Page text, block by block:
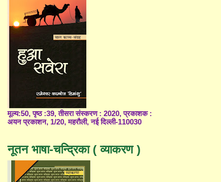
मूल्य:50, पृष्ठ :39, तीसरा संस्करण : 2020, प्रकाशक :
अयन प्रकाशन, 1/20, महरौली, नई दिल्ली-110030
नूतन भाषा-चन्द्रिका ( व्याकरण )